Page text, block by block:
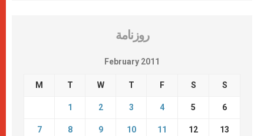
روزنامة
February 2011
M T W T F S S
1 2 3 4 5 6
7 8 9 10 11 12 13